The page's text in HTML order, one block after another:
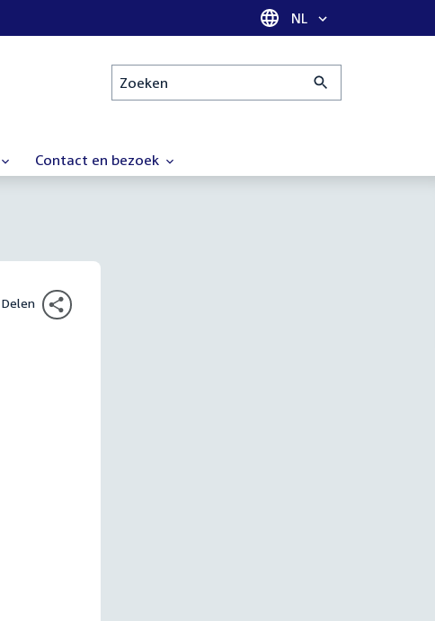
Taal selectie
NL
Zoeken
Contact en bezoek
Delen